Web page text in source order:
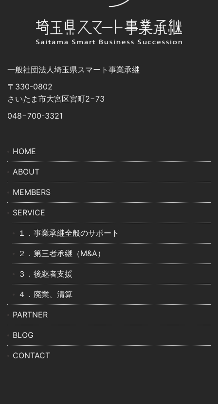
⼀般社団法⼈埼⽟県スマート事業承継
〒330-0802
さいたま市⼤宮区宮町2−73
048−700-3321
HOME
ABOUT
MEMBERS
SERVICE
１．事業承継全般のサポート
２．第三者承継（M&A）
３．後継者支援
４．廃業、清算
PARTNER
BLOG
CONTACT